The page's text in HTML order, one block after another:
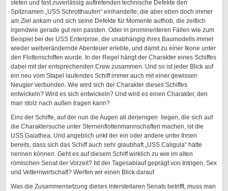
steten und fast zuverlässig auftretenden technische Defekte den
Spitznamen „USS Schrotthaufen“ einhandelte, die aber eben doch immer
am Ziel ankam und sich seine Defekte für Momente aufhob, die zeitlich
irgendwie gerade gut rein passten. Oder in prominenteren Fällen wie zum
Beispiel bei der USS Enterprise, die unabhängig ihres Baumodells immer
wieder weltverändernde Abenteuer erlebte, und damit zu einer Ikone unter
den Flottenschiffen wurde. In der Regel hängt der Charakter eines Schiffes
dabei mit der entsprechenden Crew zusammen. Und so ist jeder Blick auf
ein neu vom Stapel laufendes Schiff immer auch mit einer gewissen
Neugier verbunden. Wie wird sich der Charakter dieses Schiffes
entwickeln? Wird es sich entwickeln? Und wird es einen Charakter, den
man stolz nach außen tragen kann?
Eins der Schiffe, auf der nun die Augen all derjenigen liegen, die sich auf
die Charaktersuche unter Sternenflottenmannschaften machen, ist die
USS Galathea. Und angeblich unkt der ein oder andere unter Ihnen
bereits, dass sich das Schiff auch sehr glaubhaft „USS Caligula“ hätte
nennen können. Geht es auf diesem Schiff wirklich zu wie im alten
römischen Senat der Vorzeit? Ist der Tagesablauf geprägt von Intrigen, Sex
und Vetternwirtschaft? Werfen wir einen Blick darauf.
Was die Zusammensetzung dieses interstellaren Senats betrifft, muss man